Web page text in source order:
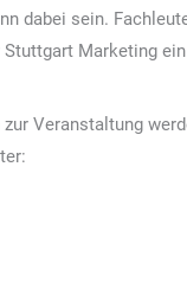
dabei sein.
Marketing
Veranstaltung